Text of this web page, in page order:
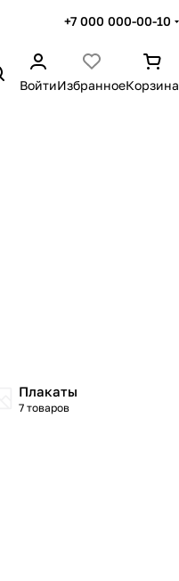
+7 000 000-00-10
ВойтиИзбранноеКорзина
Плакаты
7 товаров